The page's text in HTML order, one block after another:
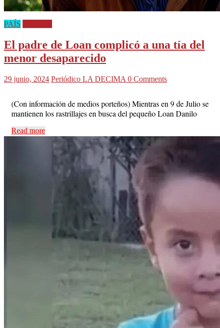
PAÍS
El padre de Loan complicó a una tía del
menor desaparecido
29 junio, 2024 Periódico LA DECIMA 0 Comments
(Con información de medios porteños) Mientras en 9 de Julio se
mantienen los rastrillajes en busca del pequeño Loan Danilo
Read more